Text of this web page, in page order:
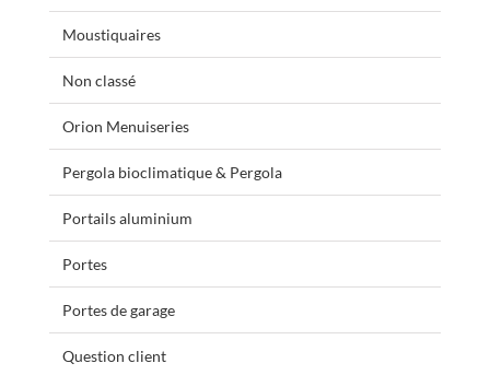
Moustiquaires
Non classé
Orion Menuiseries
Pergola bioclimatique & Pergola
Portails aluminium
Portes
Portes de garage
Question client